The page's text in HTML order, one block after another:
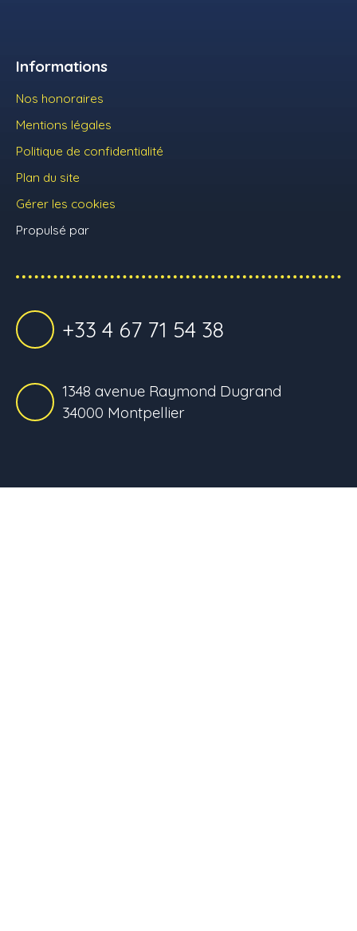
Informations
Nos honoraires
Mentions légales
Politique de confidentialité
Plan du site
Gérer les cookies
Propulsé par
+33 4 67 71 54 38
1348 avenue Raymond Dugrand
34000 Montpellier